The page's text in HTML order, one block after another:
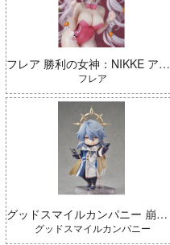
フレア 勝利の女神：NIKKE アリス：ワンダーランドバニー 完成品
フレア
グッドスマイルカンパニー 崩壊：スターレイル ねんどろいどどーる サンデー 完成品
グッドスマイルカンパニー